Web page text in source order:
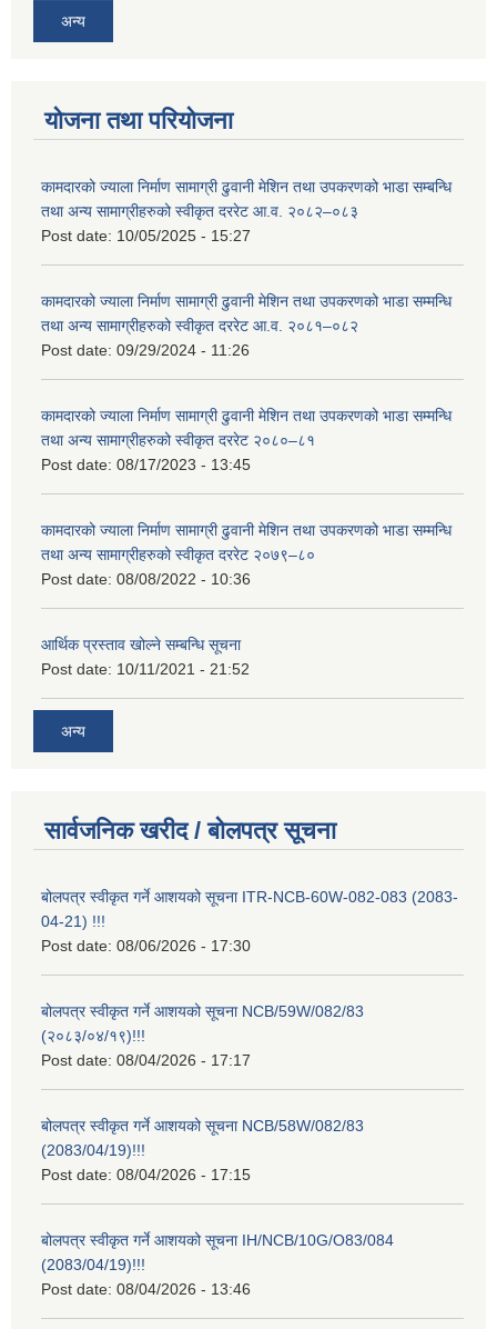
अन्य
योजना तथा परियोजना
कामदारको ज्याला निर्माण सामाग्री ढुवानी मेशिन तथा उपकरणको भाडा सम्बन्धि
तथा अन्य सामाग्रीहरुको स्वीकृत दररेट आ.व. २०८२–०८३
Post date: 10/05/2025 - 15:27
कामदारको ज्याला निर्माण सामाग्री ढुवानी मेशिन तथा उपकरणको भाडा सम्मन्धि
तथा अन्य सामाग्रीहरुको स्वीकृत दररेट आ.व. २०८१–०८२
Post date: 09/29/2024 - 11:26
कामदारको ज्याला निर्माण सामाग्री ढुवानी मेशिन तथा उपकरणको भाडा सम्मन्धि
तथा अन्य सामाग्रीहरुको स्वीकृत दररेट २०८०–८१
Post date: 08/17/2023 - 13:45
कामदारको ज्याला निर्माण सामाग्री ढुवानी मेशिन तथा उपकरणको भाडा सम्मन्धि
तथा अन्य सामाग्रीहरुको स्वीकृत दररेट २०७९–८०
Post date: 08/08/2022 - 10:36
आर्थिक प्रस्ताव खोल्ने सम्बन्धि सूचना
Post date: 10/11/2021 - 21:52
अन्य
सार्वजनिक खरीद / बोलपत्र सूचना
बोलपत्र स्वीकृत गर्ने आशयको सूचना ITR-NCB-60W-082-083 (2083-
04-21) !!!
Post date: 08/06/2026 - 17:30
बोलपत्र स्वीकृत गर्ने आशयको सूचना NCB/59W/082/83
(२०८३/०४/१९)!!!
Post date: 08/04/2026 - 17:17
बोलपत्र स्वीकृत गर्ने आशयको सूचना NCB/58W/082/83
(2083/04/19)!!!
Post date: 08/04/2026 - 17:15
बोलपत्र स्वीकृत गर्ने आशयको सूचना IH/NCB/10G/O83/084
(2083/04/19)!!!
Post date: 08/04/2026 - 13:46